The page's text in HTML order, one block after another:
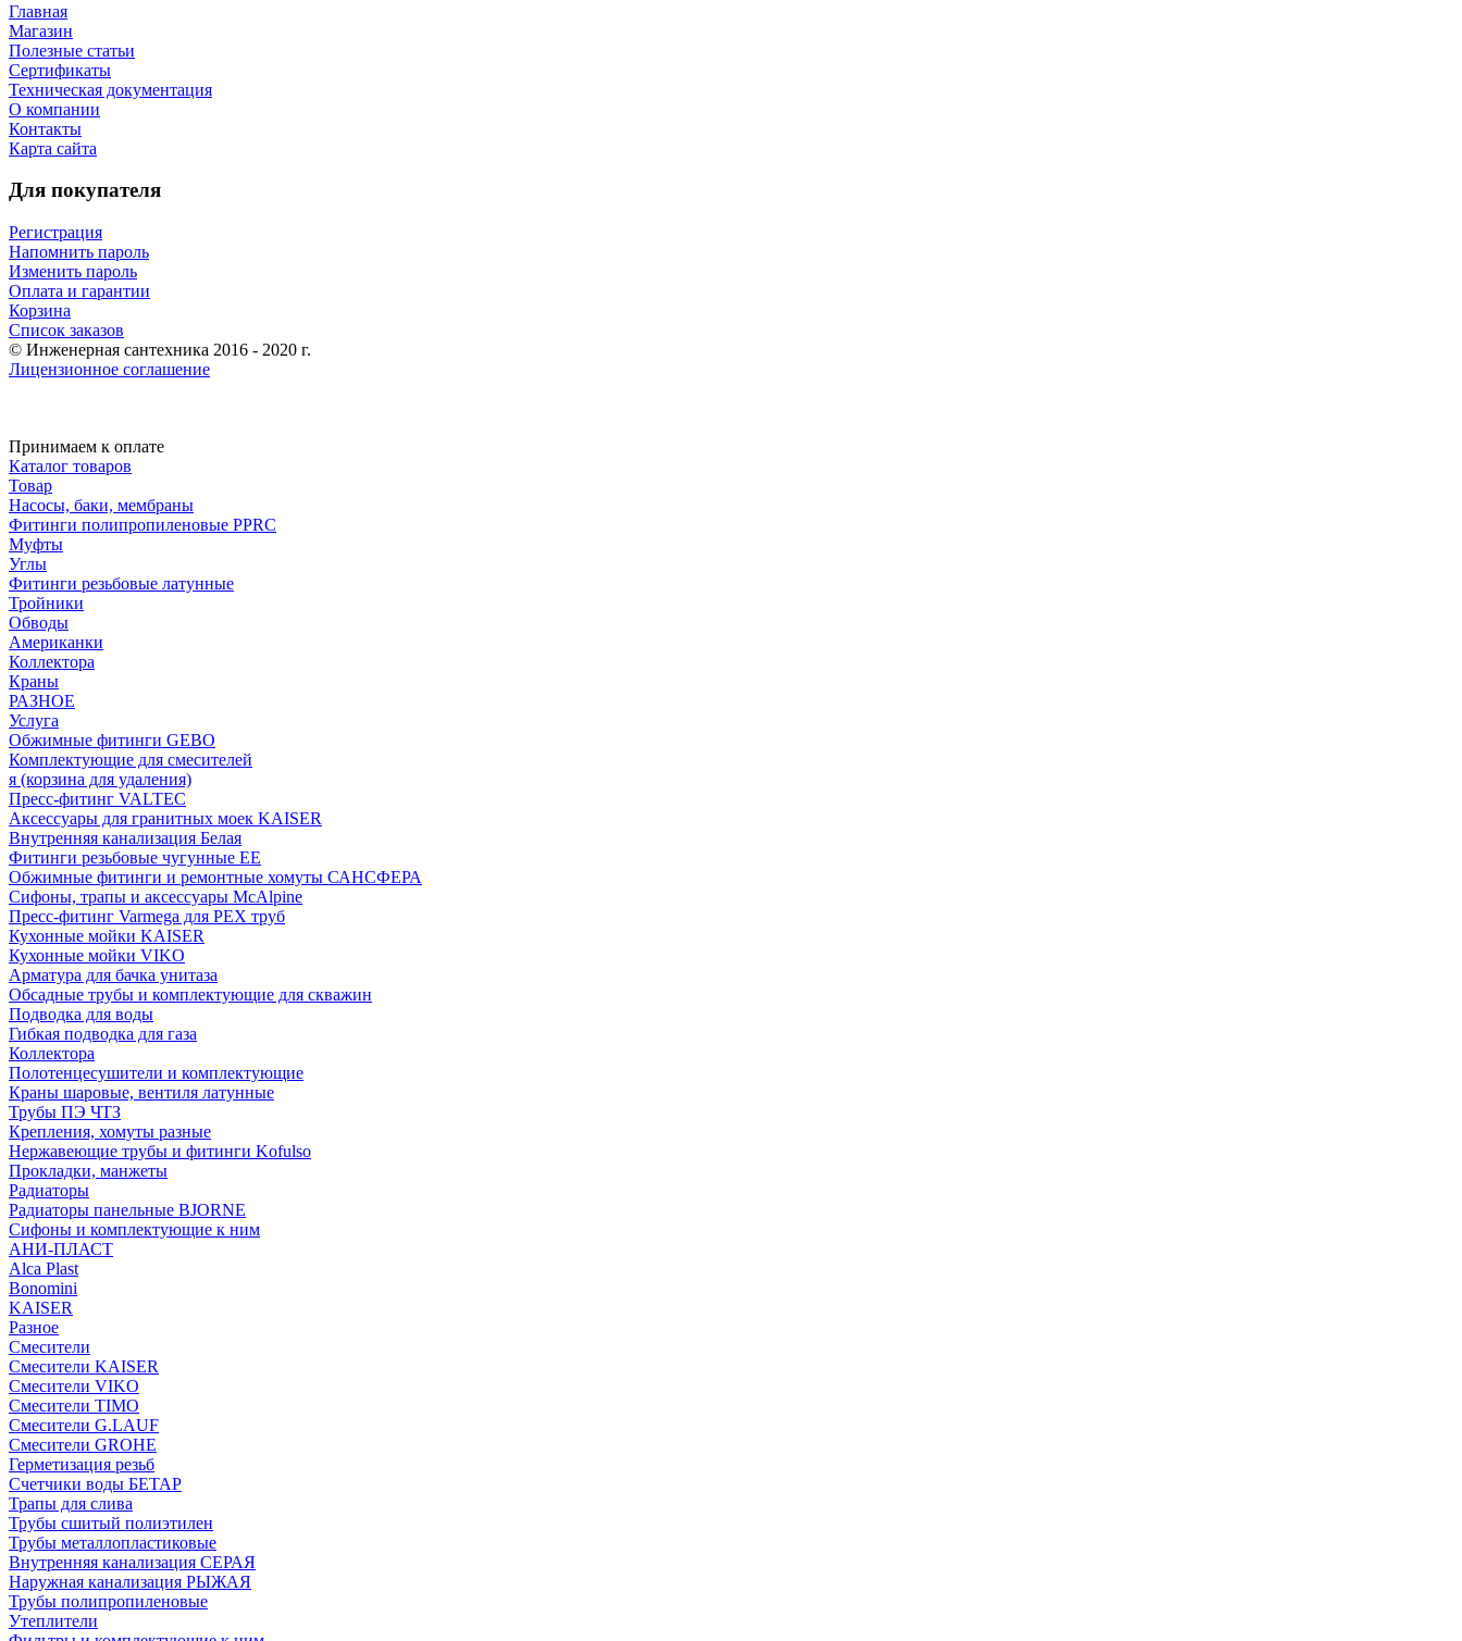
Главная
Магазин
Полезные статьи
Сертификаты
Техническая документация
О компании
Контакты
Карта сайта
Для покупателя
Регистрация
Напомнить пароль
Изменить пароль
Оплата и гарантии
Корзина
Список заказов
© Инженерная сантехника 2016 - 2020 г.
Лицензионное соглашение
Принимаем к оплате
Каталог товаров
Товар
Насосы, баки, мембраны
Фитинги полипропиленовые PPRC
Муфты
Углы
Фитинги резьбовые латунные
Тройники
Обводы
Американки
Коллектора
Краны
РАЗНОЕ
Услуга
Обжимные фитинги GEBO
Комплектующие для смесителей
я (корзина для удаления)
Пресс-фитинг VALTEC
Аксессуары для гранитных моек KAISER
Внутренняя канализация Белая
Фитинги резьбовые чугунные EE
Обжимные фитинги и ремонтные хомуты САНСФЕРА
Сифоны, трапы и аксессуары McAlpine
Пресс-фитинг Varmega для PEX труб
Кухонные мойки KAISER
Кухонные мойки VIKO
Арматура для бачка унитаза
Обсадные трубы и комплектующие для скважин
Подводка для воды
Гибкая подводка для газа
Коллектора
Полотенцесушители и комплектующие
Краны шаровые, вентиля латунные
Трубы ПЭ ЧТЗ
Крепления, хомуты разные
Нержавеющие трубы и фитинги Kofulso
Прокладки, манжеты
Радиаторы
Радиаторы панельные BJORNE
Сифоны и комплектующие к ним
АНИ-ПЛАСТ
Alca Plast
Bonomini
KAISER
Разное
Смесители
Смесители KAISER
Смесители VIKO
Смесители TIMO
Смесители G.LAUF
Смесители GROHE
Герметизация резьб
Счетчики воды БЕТАР
Трапы для слива
Трубы сшитый полиэтилен
Трубы металлопластиковые
Внутренняя канализация СЕРАЯ
Наружная канализация РЫЖАЯ
Трубы полипропиленовые
Утеплители